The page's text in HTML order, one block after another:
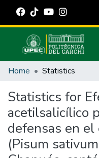
Communities & Collections
Estadísticas Externas
Manuales
Home Statistics
Statistics for
acetilsalicílico
defensas en
(Pisum